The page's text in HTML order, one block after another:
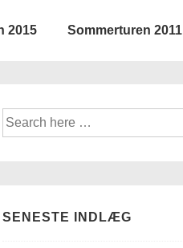
2015 Sommerturen 2011
Søg
efter:
SENESTE INDLÆG